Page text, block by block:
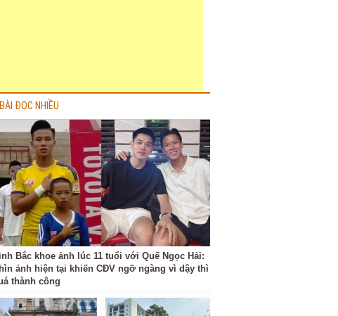
BÀI ĐỌC NHIỀU
Bắc khoe ảnh lúc 11 tuổi với Quế Ngọc Hải:
ảnh hiện tại khiến CĐV ngỡ ngàng vì dậy thì
thành công